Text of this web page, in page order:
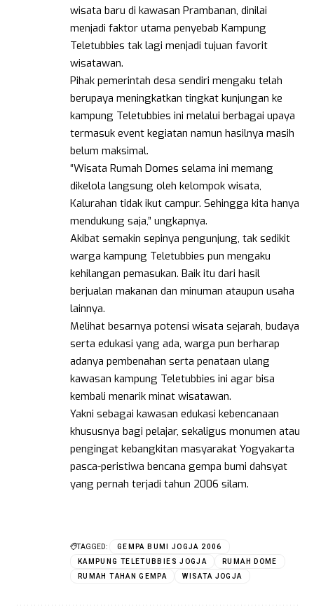
wisata baru di kawasan Prambanan, dinilai
menjadi faktor utama penyebab Kampung
Teletubbies tak lagi menjadi tujuan favorit
wisatawan.
Pihak pemerintah desa sendiri mengaku telah
berupaya meningkatkan tingkat kunjungan ke
kampung Teletubbies ini melalui berbagai upaya
termasuk event kegiatan namun hasilnya masih
belum maksimal.
“Wisata Rumah Domes selama ini memang
dikelola langsung oleh kelompok wisata,
Kalurahan tidak ikut campur. Sehingga kita hanya
mendukung saja,” ungkapnya.
Akibat semakin sepinya pengunjung, tak sedikit
warga kampung Teletubbies pun mengaku
kehilangan pemasukan. Baik itu dari hasil
berjualan makanan dan minuman ataupun usaha
lainnya.
Melihat besarnya potensi wisata sejarah, budaya
serta edukasi yang ada, warga pun berharap
adanya pembenahan serta penataan ulang
kawasan kampung Teletubbies ini agar bisa
kembali menarik minat wisatawan.
Yakni sebagai kawasan edukasi kebencanaan
khususnya bagi pelajar, sekaligus monumen atau
pengingat kebangkitan masyarakat Yogyakarta
pasca-peristiwa bencana gempa bumi dahsyat
yang pernah terjadi tahun 2006 silam.
TAGGED:
GEMPA BUMI JOGJA 2006
KAMPUNG TELETUBBIES JOGJA
RUMAH DOME
RUMAH TAHAN GEMPA
WISATA JOGJA